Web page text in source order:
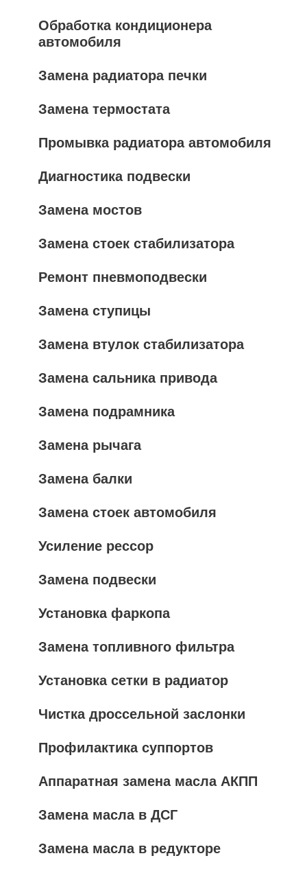
Обработка кондиционера
автомобиля
Замена радиатора печки
Замена термостата
Промывка радиатора автомобиля
Диагностика подвески
Замена мостов
Замена стоек стабилизатора
Ремонт пневмоподвески
Замена ступицы
Замена втулок стабилизатора
Замена сальника привода
Замена подрамника
Замена рычага
Замена балки
Замена стоек автомобиля
Усиление рессор
Замена подвески
Установка фаркопа
Замена топливного фильтра
Установка сетки в радиатор
Чистка дроссельной заслонки
Профилактика суппортов
Аппаратная замена масла АКПП
Замена масла в ДСГ
Замена масла в редукторе